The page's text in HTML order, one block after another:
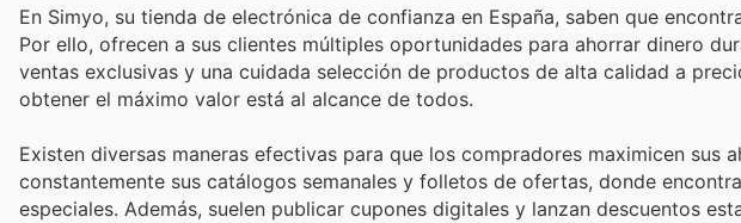
En Simyo, su tienda de electrónica de confianza en España, saben que
Por ello, ofrecen a sus clientes múltiples oportunidades para ahorrar dinero
ventas exclusivas y una cuidada selección de productos de alta calidad a
obtener el máximo valor está al alcance de todos.
Existen diversas maneras efectivas para que los compradores maximicen sus
constantemente sus catálogos semanales y folletos de ofertas, donde
especiales. Además, suelen publicar cupones digitales y lanzan descuentos